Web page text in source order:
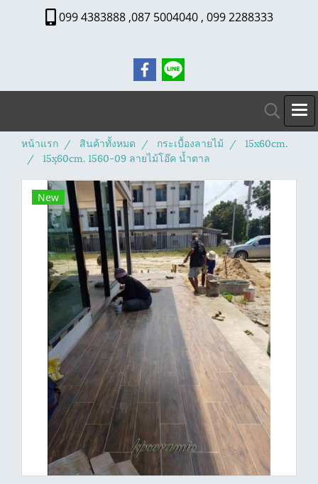
099 4383888 ,087 5004040 , 099 2288333
หน้าแรก สินค้าทั้งหมด กระเบื้องลายไม้
15x60cm.
15xุ60cm. 1560-09 ลายไม้โอ๊ค น้ำตาล
New